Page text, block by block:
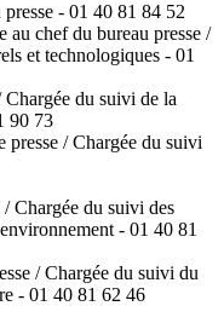
- 01 40 81 84 52
chef du bureau presse /
et technologiques - 01
Chargée du suivi de la
90 73
presse / Chargée du suivi
Chargée du suivi des
- 01 40 81
/ Chargée du suivi du
- 01 40 81 62 46